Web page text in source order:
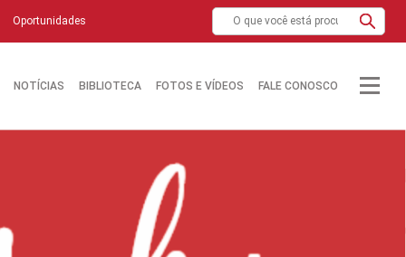
Oportunidades
NOTÍCIAS BIBLIOTECA FOTOS E VÍDEOS FALE CONOSCO